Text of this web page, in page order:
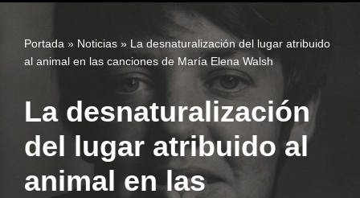
Portada » Noticias » La desnaturalización del lugar atribuido
al animal en las canciones de María Elena Walsh
La desnaturalización
del lugar atribuido al
animal en las